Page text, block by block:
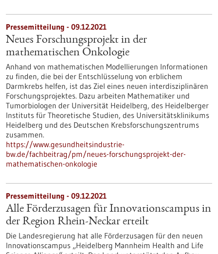
Pressemitteilung - 09.12.2021
Neues Forschungsprojekt in der
mathematischen Onkologie
Anhand von mathematischen Modellierungen Informationen
zu finden, die bei der Entschlüsselung von erblichem
Darmkrebs helfen, ist das Ziel eines neuen interdisziplinären
Forschungsprojektes. Dazu arbeiten Mathematiker und
Tumorbiologen der Universität Heidelberg, des Heidelberger
Instituts für Theoretische Studien, des Universitätsklinikums
Heidelberg und des Deutschen Krebsforschungszentrums
zusammen.
https://www.gesundheitsindustrie-
bw.de/fachbeitrag/pm/neues-forschungsprojekt-der-
mathematischen-onkologie
Pressemitteilung - 09.12.2021
Alle Förderzusagen für Innovationscampus in
der Region Rhein-Neckar erteilt
Die Landesregierung hat alle Förderzusagen für den neuen
Innovationscampus „Heidelberg Mannheim Health and Life